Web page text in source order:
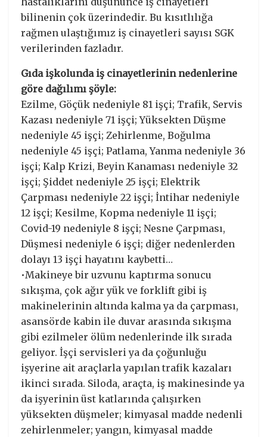
bilinenin çok üzerindedir. Bu kısıtlılığa
rağmen ulaştığımız iş cinayetleri sayısı SGK
verilerinden fazladır.
Gıda işkolunda iş cinayetlerinin nedenlerine
göre dağılımı şöyle:
Ezilme, Göçük nedeniyle 81 işçi; Trafik, Servis
Kazası nedeniyle 71 işçi; Yüksekten Düşme
nedeniyle 45 işçi; Zehirlenme, Boğulma
nedeniyle 45 işçi; Patlama, Yanma nedeniyle 36
işçi; Kalp Krizi, Beyin Kanaması nedeniyle 32
işçi; Şiddet nedeniyle 25 işçi; Elektrik
Çarpması nedeniyle 22 işçi; İntihar nedeniyle
12 işçi; Kesilme, Kopma nedeniyle 11 işçi;
Covid-19 nedeniyle 8 işçi; Nesne Çarpması,
Düşmesi nedeniyle 6 işçi; diğer nedenlerden
dolayı 13 işçi hayatını kaybetti…
•Makineye bir uzvunu kaptırma sonucu
sıkışma, çok ağır yük ve forklift gibi iş
makinelerinin altında kalma ya da çarpması,
asansörde kabin ile duvar arasında sıkışma
gibi ezilmeler ölüm nedenlerinde ilk sırada
geliyor. İşçi servisleri ya da çoğunluğu
işyerine ait araçlarla yapılan trafik kazaları
ikinci sırada. Siloda, araçta, iş makinesinde ya
da işyerinin üst katlarında çalışırken
yüksekten düşmeler; kimyasal madde nedenli
zehirlenmeler; yangın, kimyasal madde